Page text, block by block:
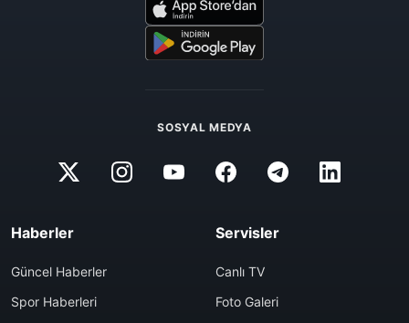
SOSYAL MEDYA
Haberler
Güncel Haberler
Spor Haberleri
Servisler
Canlı TV
Foto Galeri